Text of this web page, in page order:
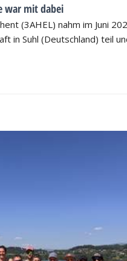
war mit dabei
(3AHEL) nahm im Juni
in Suhl (Deutschland) teil